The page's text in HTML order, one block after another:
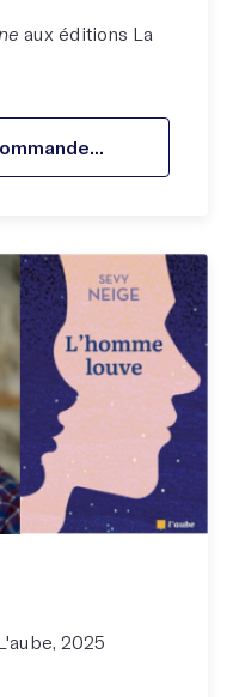
aux éditions La
2025